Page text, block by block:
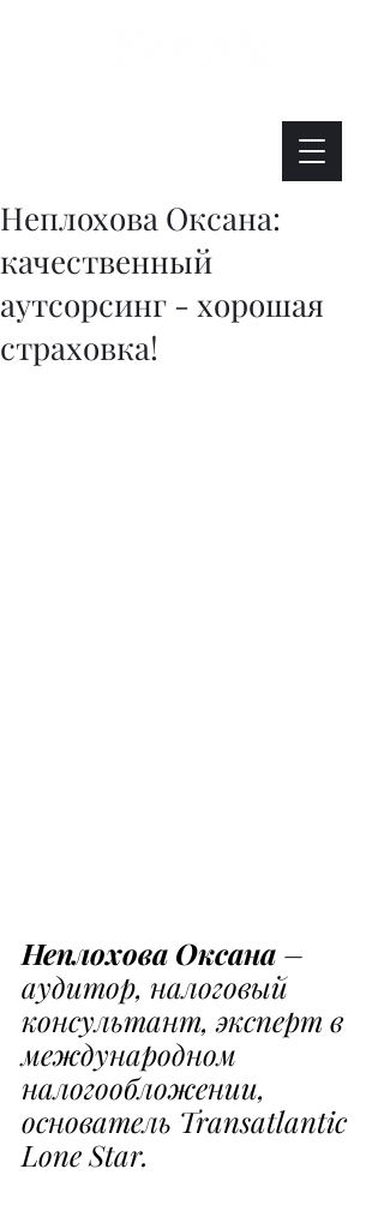
Неплохова Оксана:
качественный
аутсорсинг - хорошая
страховка!
Неплохова Оксана –
аудитор, налоговый
консультант, эксперт в
международном
налогообложении,
основатель Transatlantiс
Lone Star.